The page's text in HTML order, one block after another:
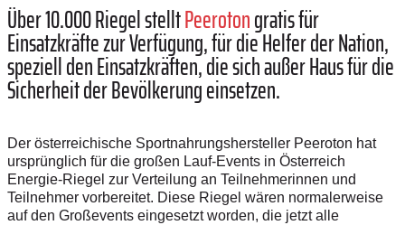
Über 10.000 Riegel stelltPeerotongratis für
Einsatzkräfte zur Verfügung, für die Helfer der Nation,
speziell den Einsatzkräften, die sich außer Haus für die
Sicherheit der Bevölkerung einsetzen.
Der österreichische Sportnahrungshersteller Peeroton hat
ursprünglich für die großen Lauf-Events in Österreich
Energie-Riegel zur Verteilung an Teilnehmerinnen und
Teilnehmer vorbereitet. Diese Riegel wären normalerweise
auf den Großevents eingesetzt worden, die jetzt alle